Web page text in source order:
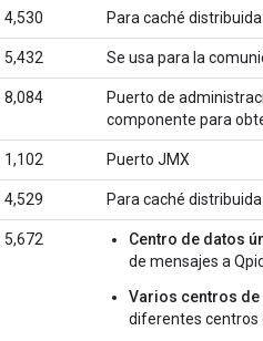
4,530 Para caché
5,432 Se usa para la
8,084
Puerto de
componente para
1,102 Puerto JMX
4,529 Para caché
5,672 Centro de datos
de mensajes a
Varios centros de
diferentes centros